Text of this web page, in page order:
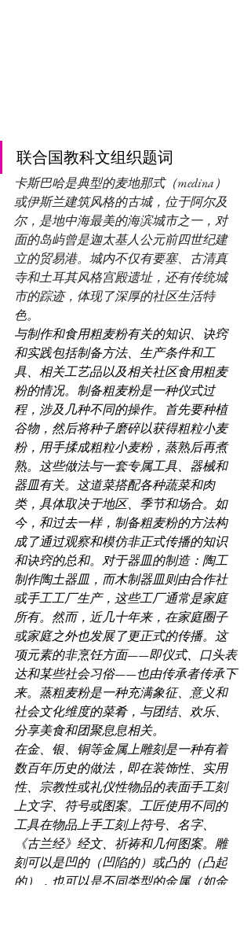
联合国教科文组织题词
卡斯巴哈是典型的麦地那式（medina）
或伊斯兰建筑风格的古城，位于阿尔及
尔，是地中海最美的海滨城市之一，对
面的岛屿曾是迦太基人公元前四世纪建
立的贸易港。城内不仅有要塞、古清真
寺和土耳其风格宫殿遗址，还有传统城
市的踪迹，体现了深厚的社区生活特
色。
与制作和食用粗麦粉有关的知识、诀窍
和实践包括制备方法、生产条件和工
具、相关工艺品以及相关社区食用粗麦
粉的情况。制备粗麦粉是一种仪式过
程，涉及几种不同的操作。首先要种植
谷物，然后将种子磨碎以获得粗粒小麦
粉，用手揉成粗粒小麦粉，蒸熟后再煮
熟。这些做法与一套专属工具、器械和
器皿有关。这道菜搭配各种蔬菜和肉
类，具体取决于地区、季节和场合。如
今，和过去一样，制备粗麦粉的方法构
成了通过观察和模仿非正式传播的知识
和诀窍的总和。对于器皿的制造：陶工
制作陶土器皿，而木制器皿则由合作社
或手工工厂生产，这些工厂通常是家庭
所有。然而，近几十年来，在家庭圈子
或家庭之外也发展了更正式的传播。这
项元素的非烹饪方面——即仪式、口头表
达和某些社会习俗——也由传承者传承下
来。蒸粗麦粉是一种充满象征、意义和
社会文化维度的菜肴，与团结、欢乐、
分享美食和团聚息息相关。
在金、银、铜等金属上雕刻是一种有着
数百年历史的做法，即在装饰性、实用
性、宗教性或礼仪性物品的表面手工刻
上文字、符号或图案。工匠使用不同的
工具在物品上手工刻上符号、名字、
《古兰经》经文、祈祷和几何图案。雕
刻可以是凹的（凹陷的）或凸的（凸起
的），也可以是不同类型的金属（如金